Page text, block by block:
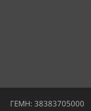
ΓΕΜΗ: 38383705000